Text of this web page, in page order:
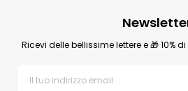
Ricevi delle bellissime lettere e 🎁 10%